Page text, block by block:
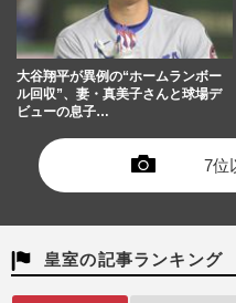
大谷翔平が異例の“ホームランボー
ル回収”、妻・真美子さんと球場デ
ビューの息子…
7位
皇室の記事ランキング